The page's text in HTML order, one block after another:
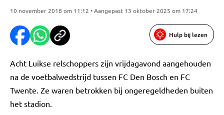
10 november 2018 om 11:12 • Aangepast 13 oktober 2025 om 17:24
Hulp bij lezen
Acht Luikse relschoppers zijn vrijdagavond aangehouden
na de voetbalwedstrijd tussen FC Den Bosch en FC
Twente. Ze waren betrokken bij ongeregeldheden buiten
het stadion.